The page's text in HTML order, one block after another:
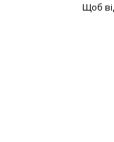
Щоб